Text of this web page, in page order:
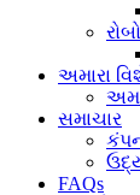
અમારા
સમાચાર
FAQs